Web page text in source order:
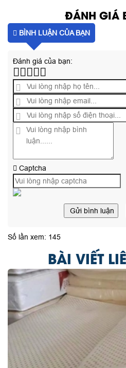
ĐÁNH GIÁ
BÌNH LUẬN CỦA BẠN
Đánh giá của bạn:
Captcha
Gửi bình luận
Số lần xem: 145
BÀI VIẾT